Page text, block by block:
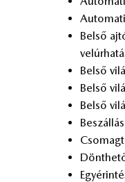
Bel­ső
Bel­ső
Bel­ső
Bel­ső